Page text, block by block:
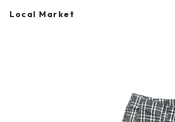
Local Market